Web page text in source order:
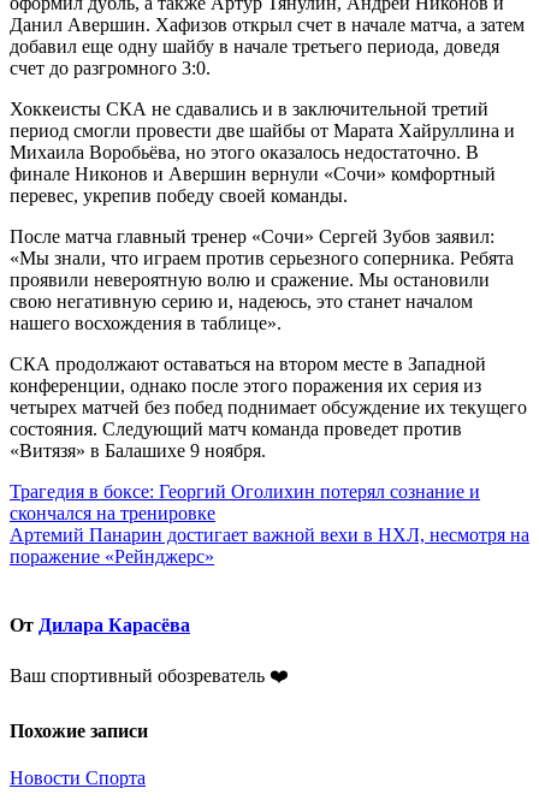
Данил Авершин. Хафизов открыл счет в начале матча, а затем
добавил еще одну шайбу в начале третьего периода, доведя
счет до разгромного 3:0.
Хоккеисты СКА не сдавались и в заключительной третий
период смогли провести две шайбы от Марата Хайруллина и
Михаила Воробьёва, но этого оказалось недостаточно. В
финале Никонов и Авершин вернули «Сочи» комфортный
перевес, укрепив победу своей команды.
После матча главный тренер «Сочи» Сергей Зубов заявил:
«Мы знали, что играем против серьезного соперника. Ребята
проявили невероятную волю и сражение. Мы остановили
свою негативную серию и, надеюсь, это станет началом
нашего восхождения в таблице».
СКА продолжают оставаться на втором месте в Западной
конференции, однако после этого поражения их серия из
четырех матчей без побед поднимает обсуждение их текущего
состояния. Следующий матч команда проведет против
«Витязя» в Балашихе 9 ноября.
Навигация
по
записям
Трагедия в боксе: Георгий Оголихин потерял сознание и
скончался на тренировке
Артемий Панарин достигает важной вехи в НХЛ, несмотря на
поражение «Рейнджерс»
От Дилара Карасёва
Ваш спортивный обозреватель ❤️
Похожие записи
Новости Спорта